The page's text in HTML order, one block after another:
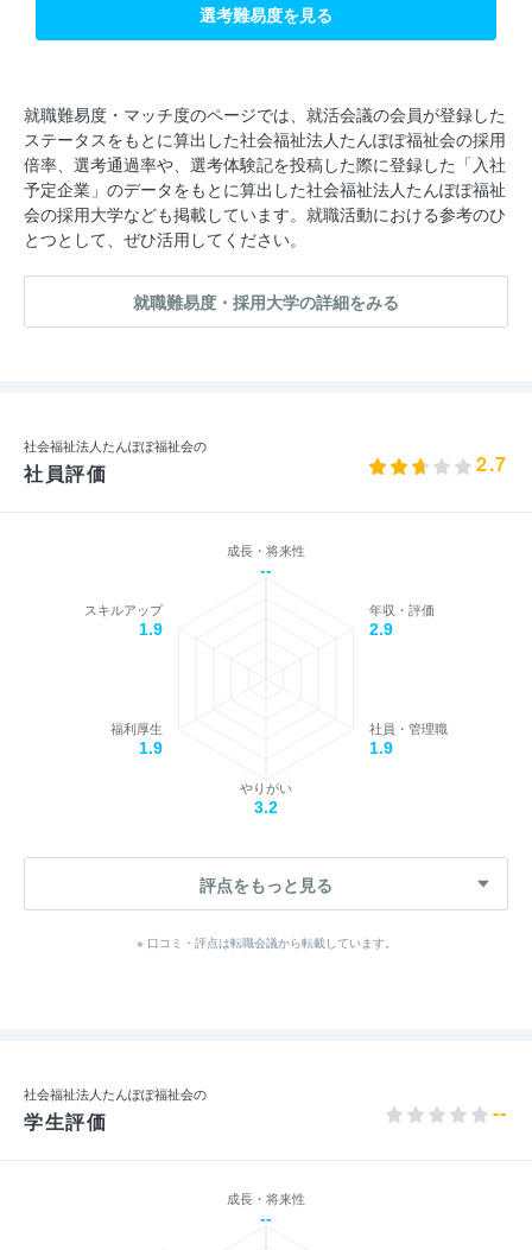
選考難易度を見る
就職難易度・マッチ度のページでは、就活会議の会員が登録した
ステータスをもとに算出した社会福祉法人たんぽぽ福祉会の採用
倍率、選考通過率や、選考体験記を投稿した際に登録した「入社
予定企業」のデータをもとに算出した社会福祉法人たんぽぽ福祉
会の採用大学なども掲載しています。就職活動における参考のひ
とつとして、ぜひ活用してください。
就職難易度・採用大学の詳細をみる
社会福祉法人たんぽぽ福祉会の
社員評価 2.7
成長・将来性
--
年収・評価
2.9
社員・管理職
1.9
やりがい
3.2
福利厚生
1.9
スキルアップ
1.9
評点をもっと見る
※ 口コミ・評点は転職会議から転載しています。
社会福祉法人たんぽぽ福祉会の
学生評価 --
成長・将来性
--